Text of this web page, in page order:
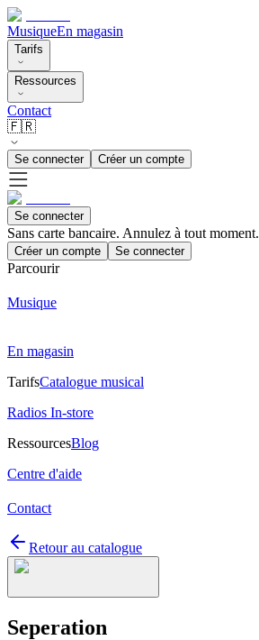
MusiqueEn magasin
Tarifs
Ressources
Contact
🇫🇷
Se connecter Créer un compte
Se connecter
Sans carte bancaire. Annulez à tout moment.
Créer un compte Se connecter
Parcourir
Musique
En magasin
TarifsCatalogue musical
Radios In-store
RessourcesBlog
Centre d'aide
Contact
Retour au catalogue
Seperation